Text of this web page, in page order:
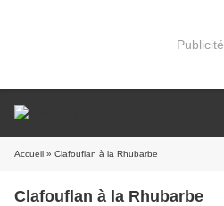
Publicité
Accueil » Clafouflan à la Rhubarbe
Clafouflan à la Rhubarbe